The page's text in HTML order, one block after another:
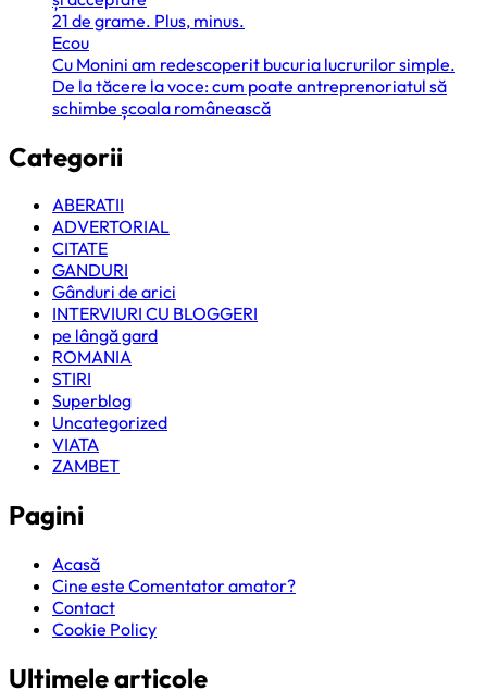
21 de grame. Plus, minus.
Ecou
Cu Monini am redescoperit bucuria lucrurilor simple.
De la tăcere la voce: cum poate antreprenoriatul să
schimbe școala românească
Categorii
ABERATII
ADVERTORIAL
CITATE
GANDURI
Gânduri de arici
INTERVIURI CU BLOGGERI
pe lângă gard
ROMANIA
STIRI
Superblog
Uncategorized
VIATA
ZAMBET
Pagini
Acasă
Cine este Comentator amator?
Contact
Cookie Policy
Ultimele articole